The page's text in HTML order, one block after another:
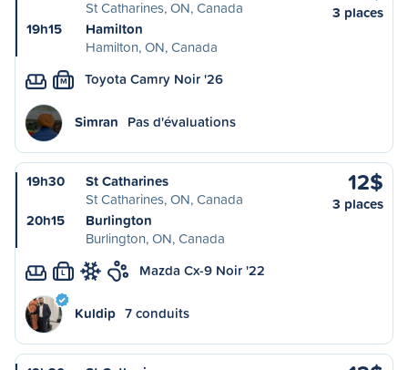
St Catharines, ON, Canada
19h15
Hamilton
Hamilton, ON, Canada
3 places
M Toyota Camry Noir '26
Simran Pas d'évaluations
19h30
St Catharines
St Catharines, ON, Canada
20h15
Burlington
Burlington, ON, Canada
12$
3 places
L Mazda Cx-9 Noir '22
Kuldip 7 conduits